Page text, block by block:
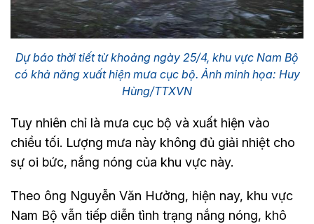
Dự báo thời tiết từ khoảng ngày 25/4, khu vực Nam Bộ
có khả năng xuất hiện mưa cục bộ. Ảnh minh họa: Huy
Hùng/TTXVN
Tuy nhiên chỉ là mưa cục bộ và xuất hiện vào
chiều tối. Lượng mưa này không đủ giải nhiệt cho
sự oi bức, nắng nóng của khu vực này.
Theo ông Nguyễn Văn Hưởng, hiện nay, khu vực
Nam Bộ vẫn tiếp diễn tình trạng nắng nóng, khô